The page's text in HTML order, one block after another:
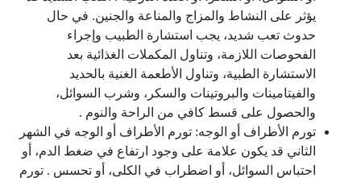
يؤثر على النشاط والمزاج والمناعة والجنين. في حال
حدوث تعب شديد، يجب استشارة الطبيب وإجراء
الفحوصات اللازمة، وتناول المكملات الغذائية بعد
الاستشارة الطبية، وتناول الأطعمة الغنية بالحديد
والفيتامينات والبروتينات والسكر، وشرب السوائل،
والحصول على قسط كافي من الراحة والنوم .
تورم الأطراف أو الوجه: تورم الأطراف أو الوجه في الشهر
الثاني قد يكون علامة على وجود ارتفاع في ضغط الدم، أو
احتباس السوائل، أو اضطراب في الكلى، أو تحسس . تورم